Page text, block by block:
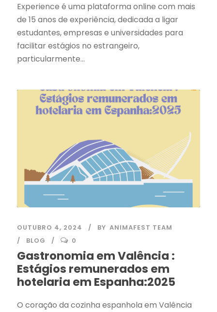
Experience é uma plataforma online com mais
de 15 anos de experiência, dedicada a ligar
estudantes, empresas e universidades para
facilitar estágios no estrangeiro,
particularmente...
OUTUBRO 4, 2024 BY ANIMAFEST TEAM
BLOG
0
Gastronomia em Valência :
Estágios remunerados em
hotelaria em Espanha:2025
O coração da cozinha espanhola em Valência